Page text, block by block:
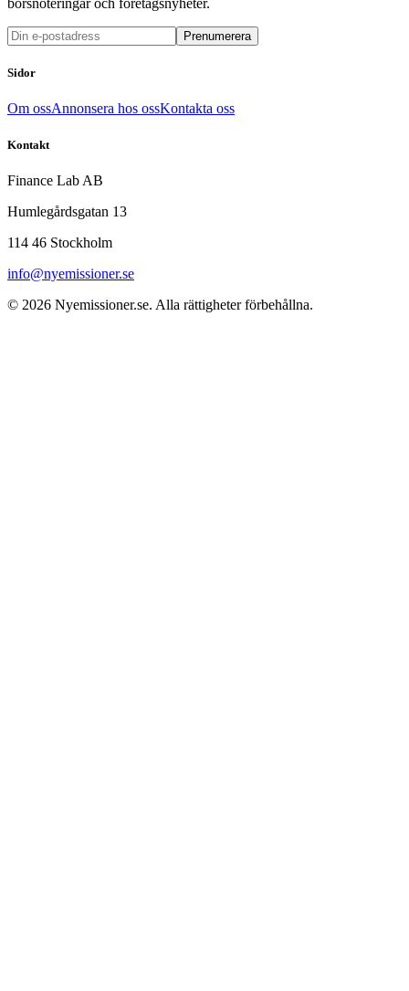
börsnoteringar och företagsnyheter.
Prenumerera
Sidor
Om ossAnnonsera hos ossKontakta oss
Kontakt
Finance Lab AB
Humlegårdsgatan 13
114 46 Stockholm
info@nyemissioner.se
© 2026 Nyemissioner.se. Alla rättigheter förbehållna.